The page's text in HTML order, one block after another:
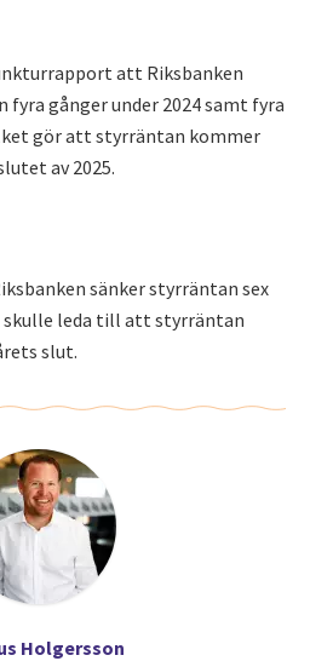
att Riksbanken
gånger under 2024 samt fyra
gör att styrräntan kommer
av 2025.
sänker styrräntan sex
skulle leda till att styrräntan
slut.
Holgersson